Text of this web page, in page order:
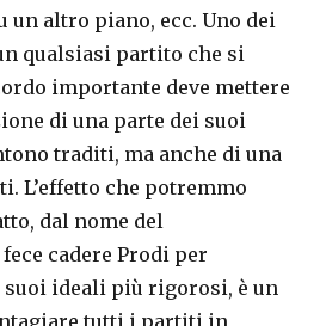
un altro piano, ecc. Uno dei
qualsiasi partito che si
importante deve mettere
di una parte dei suoi
traditi, ma anche di una
L’effetto che potremmo
dal nome del
cadere Prodi per
suoi ideali più rigorosi, è un
tutti i partiti in